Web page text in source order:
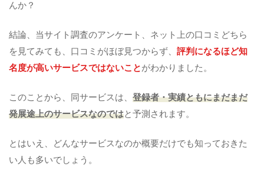
んか？
結論、当サイト調査のアンケート、ネット上の口コミどちら
を見てみても、口コミがほぼ見つからず、 評判になるほど知
名度が高いサービスではないことがわかりました。
このことから、同サービスは、 登録者・実績ともにまだまだ
発展途上のサービスなのではと予測されます。
とはいえ、どんなサービスなのか概要だけでも知っておきた
い人も多いでしょう。